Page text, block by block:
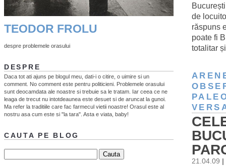
de
răspuns
poate fi
totalitar
21.04.09
TEODOR FROLU
despre problemele orasului
DESPRE
Daca tot ati ajuns pe blogul meu, dati-i o citire, o uimire si un
comment. No comment este pentru politicieni. Problemele orasului
sunt deocamdata ale noastre si trebuie sa le tratam. Iar ceea ce ne
leaga de trecut nu intotdeaunea este desuet si de aruncat la gunoi.
Ma refer la traditiile care fac farmecul vietii noastre! Orasul este al
nostru asa cum este si "la tara". Asta e viata, baby!
CAUTA PE BLOG